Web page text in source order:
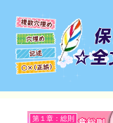
第１章：総則